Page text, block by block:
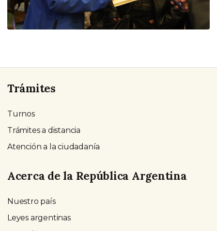
Trámites
Turnos
Trámites a distancia
Atención a la ciudadanía
Acerca de la República Argentina
Nuestro país
Leyes argentinas